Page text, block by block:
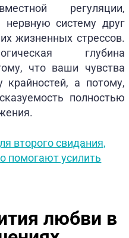
регуляции,
нервную систему друг
жизненных стрессов.
глубина
что ваши чувства
крайностей, а потому,
полностью
второго свидания,
помогают усилить
любви в